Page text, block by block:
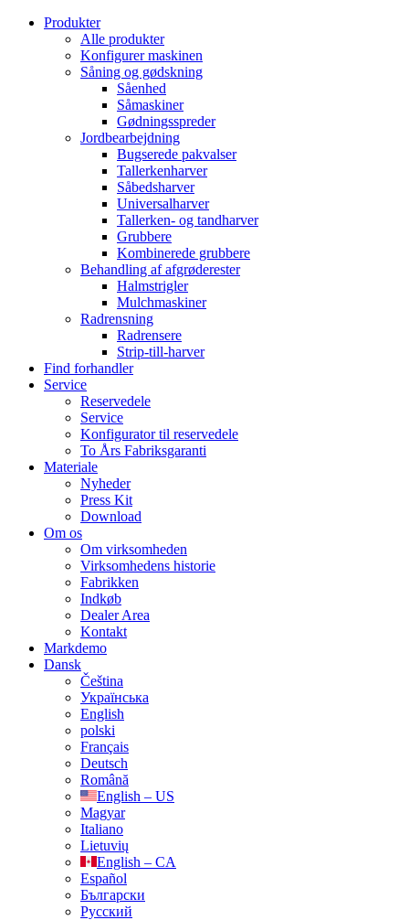
Produkter
Alle produkter
Konfigurer maskinen
Såning og gødskning
Såenhed
Såmaskiner
Gødningsspreder
Jordbearbejdning
Bugserede pakvalser
Tallerkenharver
Såbedsharver
Universalharver
Tallerken- og tandharver
Grubbere
Kombinerede grubbere
Behandling af afgrøderester
Halmstrigler
Mulchmaskiner
Radrensning
Radrensere
Strip-till-harver
Find forhandler
Service
Reservedele
Service
Konfigurator til reservedele
To Års Fabriksgaranti
Materiale
Nyheder
Press Kit
Download
Om os
Om virksomheden
Virksomhedens historie
Fabrikken
Indkøb
Dealer Area
Kontakt
Markdemo
Dansk
Čeština
Українська
English
polski
Français
Deutsch
Română
English – US
Magyar
Italiano
Lietuvių
English – CA
Español
Български
Русский